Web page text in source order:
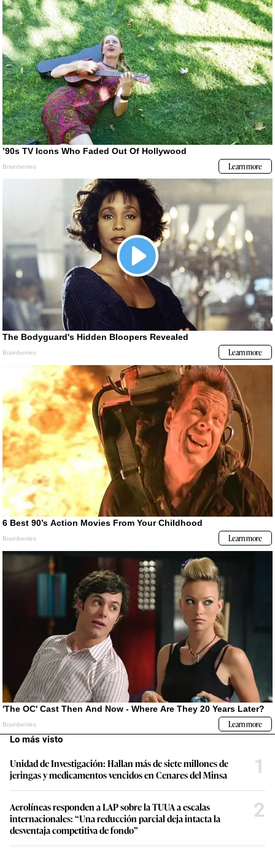
Lo más visto
Unidad de Investigación: Hallan más de siete millones de
jeringas y medicamentos vencidos en Cenares del Minsa
1
Aerolíneas responden a LAP sobre la TUUA a escalas
internacionales: “Una reducción parcial deja intacta la
desventaja competitiva de fondo”
2